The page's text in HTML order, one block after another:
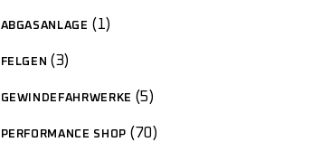
ABGASANLAGE 1
FELGEN 3
GEWINDEFAHRWERKE 5
PERFORMANCE SHOP 70